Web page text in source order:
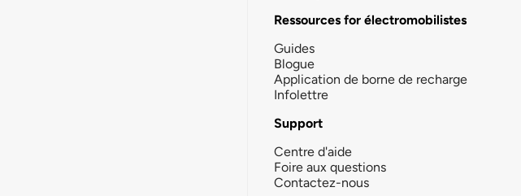
Ressources for électromobilistes
Guides
Blogue
Application de borne de recharge
Infolettre
Support
Centre d'aide
Foire aux questions
Contactez-nous